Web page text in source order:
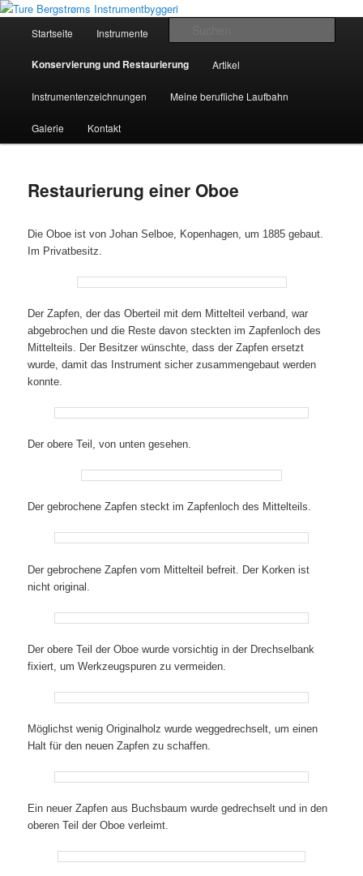
Zum
wechseln
Ture Bergstrøms Instrumentbyggeri
Historical Musical Instruments by Ture Bergstrøm
Startseite Instrumente
Konservierung und Restaurierung Artikel
Instrumentenzeichnungen Meine berufliche Laufbahn
Galerie Kontakt
Restaurierung einer Oboe
Die Oboe ist von Johan Selboe, Kopenhagen, um 1885 gebaut.
Im Privatbesitz.
Der Zapfen, der das Oberteil mit dem Mittelteil verband, war
abgebrochen und die Reste davon steckten im Zapfenloch des
Mittelteils. Der Besitzer wünschte, dass der Zapfen ersetzt
wurde, damit das Instrument sicher zusammengebaut werden
konnte.
Der obere Teil, von unten gesehen.
Der gebrochene Zapfen steckt im Zapfenloch des Mittelteils.
Der gebrochene Zapfen vom Mittelteil befreit. Der Korken ist
nicht original.
Der obere Teil der Oboe wurde vorsichtig in der Drechselbank
fixiert, um Werkzeugspuren zu vermeiden.
Möglichst wenig Originalholz wurde weggedrechselt, um einen
Halt für den neuen Zapfen zu schaffen.
Ein neuer Zapfen aus Buchsbaum wurde gedrechselt und in den
oberen Teil der Oboe verleimt.